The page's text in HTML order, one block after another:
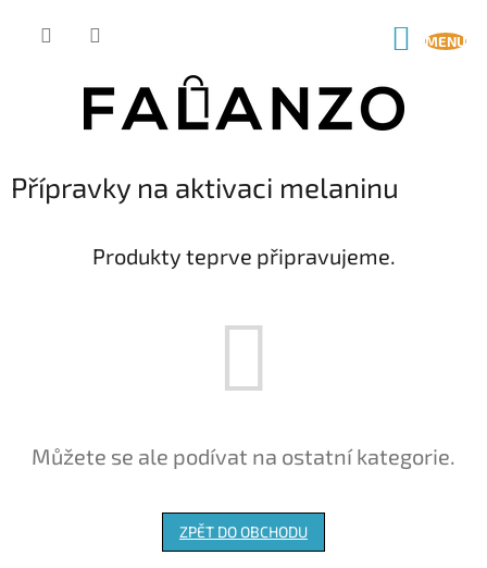
Přípravky na aktivaci melaninu
Produkty teprve připravujeme.
Můžete se ale podívat na ostatní kategorie.
ZPĚT DO OBCHODU